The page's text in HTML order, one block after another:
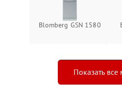
Blomberg GSN 1580
Показать все